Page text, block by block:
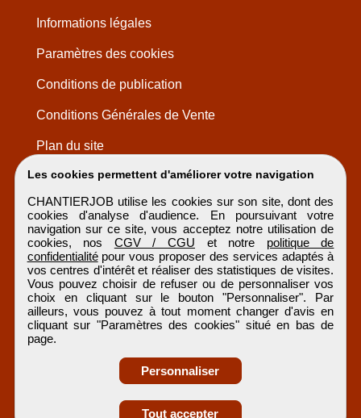
Obtenir ses
Les cookies permettent d'améliorer votre navigation
CHANTIERJOB utilise les cookies sur son site, dont des
cookies d'analyse d'audience. En poursuivant votre
navigation sur ce site, vous acceptez notre utilisation de
cookies, nos CGV / CGU et notre politique de
confidentialitépour vous proposer des services adaptés à
vos centres d'intérêt et réaliser des statistiques de visites.
Vous pouvez choisir de refuser ou de personnaliser vos
choix en cliquant sur le bouton "Personnaliser". Par
ailleurs, vous pouvez à tout moment changer d'avis en
cliquant sur "Paramètres des cookies" situé en bas de
page.
Personnaliser
Tout accepter
Informations légales
Paramètres des cookies
Conditions de publication
Conditions Générales de Vente
Plan du site